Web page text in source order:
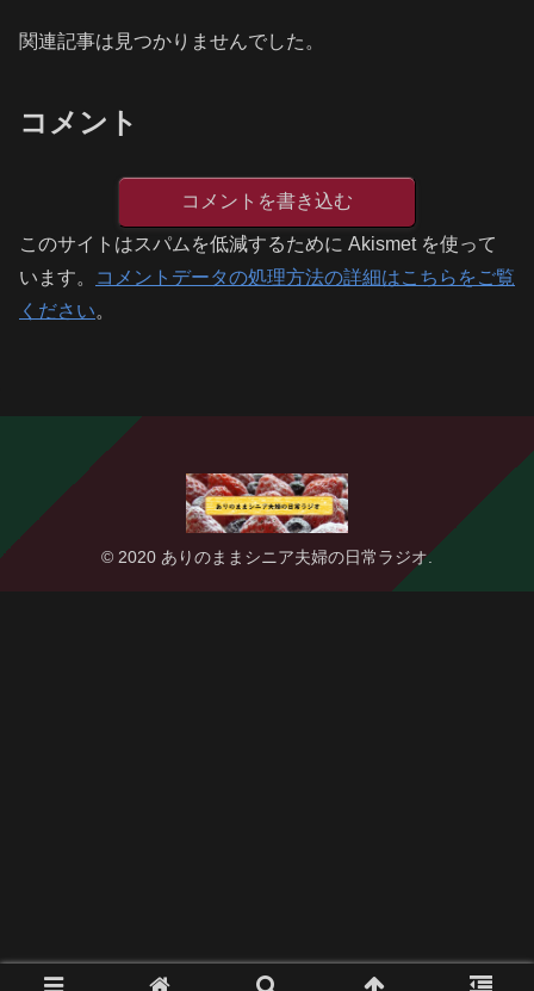
関連記事は見つかりませんでした。
コメント
コメントを書き込む
このサイトはスパムを低減するために Akismet を使って
います。
コメントデータの処理方法の詳細はこちらをご覧
ください。
© 2020 ありのままシニア夫婦の日常ラジオ.